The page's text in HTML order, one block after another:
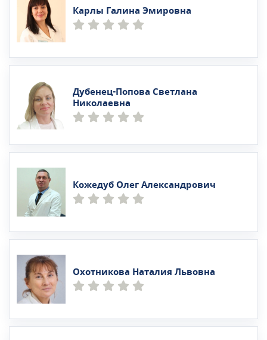
Карлы Галина Эмировна
Дубенец-Попова Светлана
Николаевна
Кожедуб Олег Александрович
Охотникова Наталия Львовна